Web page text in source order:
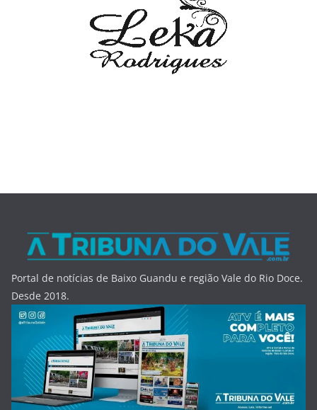
Portal de notícias de Baixo Guandu e região Vale do Rio Doce.
Desde 2018.